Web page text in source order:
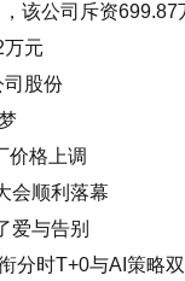
该公司斥资699.87
元
司股份
价格上调
会顺利落幕
爱与告别
分时T+0与AI策略